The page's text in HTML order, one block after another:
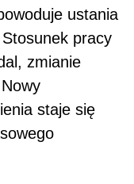
ustania
pracy
zmianie
staje się